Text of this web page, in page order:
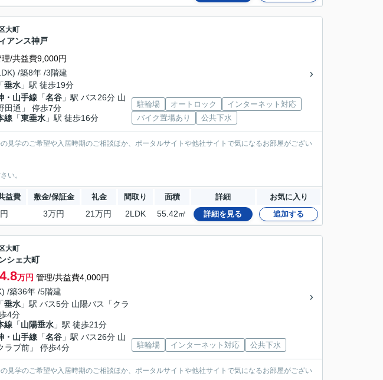
大町
アンス神戸
理/共益費9,000円
/築8年 /3階建
「垂水 」駅 徒歩19分
・山手線 「名谷 」駅 バス26分 山
田通」 停歩7分
線 「東垂水 」駅 徒歩16分
駐輪場 オートロック
インターネット対応
バイク置場あり
公共下水
見学のご希望や入居時期のご相談ほか、ポータルサイトや他社サイトで気になるお部屋がござい
い。
益費 敷金/保証金 礼金 間取り 面積 詳細 お気に入り
3万円 21万円 2LDK 55.42㎡ 詳細を見る 追加する
大町
シェ大町
4.8万円 管理/共益費4,000円
/築36年 /5階建
「垂水 」駅 バス5分 山陽バス「クラ
4分
線 「山陽垂水 」駅 徒歩21分
・山手線 「名谷 」駅 バス26分 山
ラブ前」 停歩4分
駐輪場 インターネット対応 公共下水
見学のご希望や入居時期のご相談ほか、ポータルサイトや他社サイトで気になるお部屋がござい